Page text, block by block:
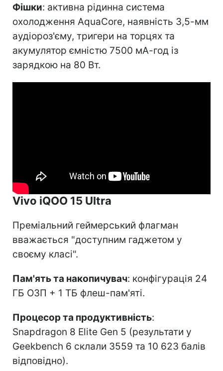
Фішки: активна рідинна система
охолодження AquaCore, наявність 3,5-мм
аудіороз'єму, тригери на торцях та
акумулятор ємністю 7500 мА-год із
зарядкою на 80 Вт.
Vivo iQOO 15 Ultra
Преміальний геймерський флагман
вважається "доступним гаджетом у
своєму класі".
Пам'ять та накопичувач: конфігурація 24
ГБ ОЗП + 1 ТБ флеш-пам'яті.
Процесор та продуктивність:
Snapdragon 8 Elite Gen 5 (результати у
Geekbench 6 склали 3559 та 10 623 балів
відповідно).